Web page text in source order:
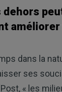
dehors
dans la
ses
« les